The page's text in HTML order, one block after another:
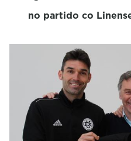
no partido co